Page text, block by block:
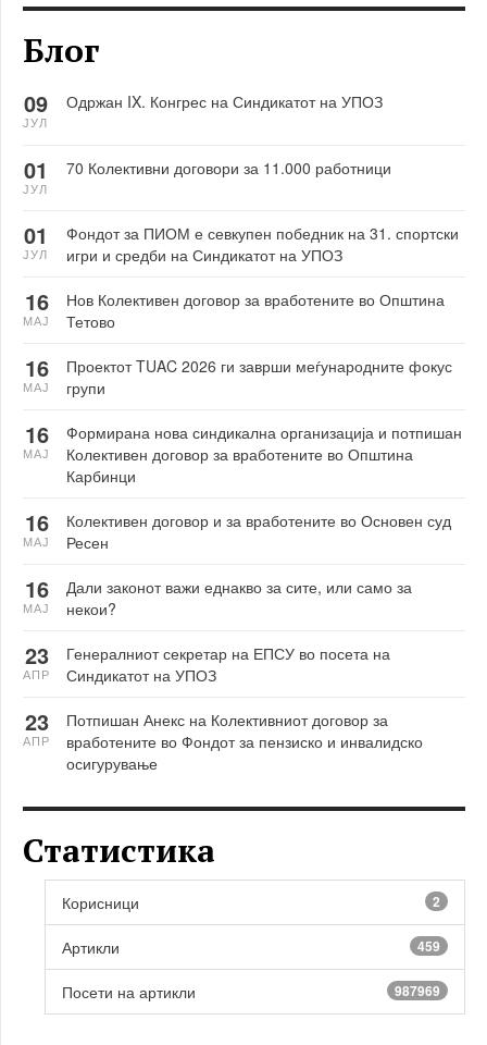
Блог
Одржан IX. Конгрес на Синдикатот на УПОЗ
09
ЈУЛ
70 Колективни договори за 11.000 работници
01
ЈУЛ
Фондот за ПИОМ е севкупен победник на 31. спортски
игри и средби на Синдикатот на УПОЗ
01
ЈУЛ
Нов Колективен договор за вработените во Општина
Тетово
16
МАЈ
Проектот TUAC 2026 ги заврши меѓународните фокус
групи
16
МАЈ
Формирана нова синдикална организација и потпишан
Колективен договор за вработените во Општина
Карбинци
16
МАЈ
Колективен договор и за вработените во Основен суд
Ресен
16
МАЈ
Дали законот важи еднакво за сите, или само за
некои?
16
МАЈ
Генералниот секретар на ЕПСУ во посета на
Синдикатот на УПОЗ
23
АПР
Потпишан Анекс на Колективниот договор за
вработените во Фондот за пензиско и инвалидско
осигурување
23
АПР
Статистика
Корисници 2
Артикли 459
Посети на артикли 987969